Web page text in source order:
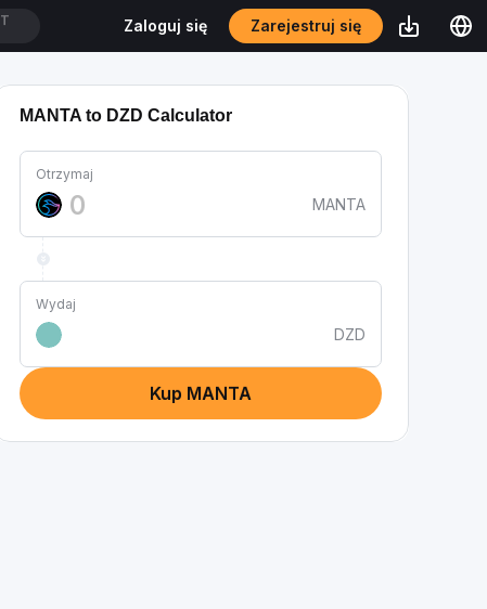
Zaloguj się Zarejestruj się
MANTA to DZD Calculator
Otrzymaj
MANTA
Wydaj
DZD
Kup MANTA